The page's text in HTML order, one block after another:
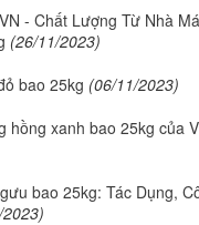
- Chất Lượng Từ Nhà
(26/11/2023)
bao 25kg (06/11/2023)
hồng xanh bao 25kg của
bao 25kg: Tác Dụng,